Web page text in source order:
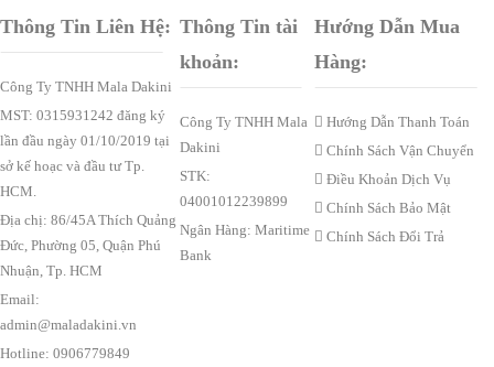
Thông Tin Liên Hệ:
Công Ty TNHH Mala Dakini
MST: 0315931242 đăng ký
lần đầu ngày 01/10/2019 tại
sở kế hoạc và đầu tư Tp.
HCM.
Địa chị: 86/45A Thích Quảng
Đức, Phường 05, Quận Phú
Nhuận, Tp. HCM
Email:
admin@maladakini.vn
Hotline: 0906779849
Thông Tin tài
khoản:
Công Ty TNHH Mala
Dakini
STK:
04001012239899
Ngân Hàng: Maritime
Bank
Hướng Dẫn Mua
Hàng:
Hướng Dẫn Thanh Toán
Chính Sách Vận Chuyển
Điều Khoản Dịch Vụ
Chính Sách Bảo Mật
Chính Sách Đổi Trả